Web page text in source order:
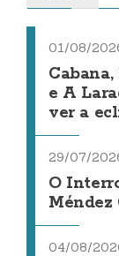
01/08/
e A
ver a
29/07/
O
Méndez
04/08/